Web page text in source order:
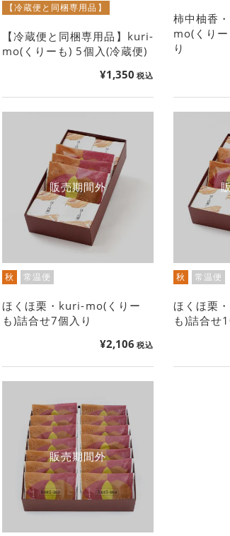
【冷蔵便と同梱専用品】
【冷蔵便と同梱専用品】kuri-
mo(くりーも) 5個入(冷蔵便)
¥1,350 税込
柿中柚香
mo(くり
り
販売期間外
秋 常温便
ほくほ栗・kuri-mo(くりー
も)詰合せ7個入り
¥2,106 税込
秋 常温便
ほくほ栗
も)詰合せ
販売期間外